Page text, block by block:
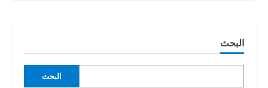
البحث
البحث